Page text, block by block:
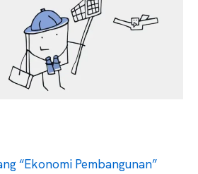
“Ekonomi Pembangunan”